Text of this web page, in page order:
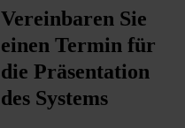
Vereinbaren Sie
einen Termin für
die Präsentation
des Systems